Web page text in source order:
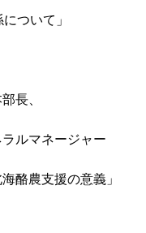
いて」
、
マネージャー
支援の意義」